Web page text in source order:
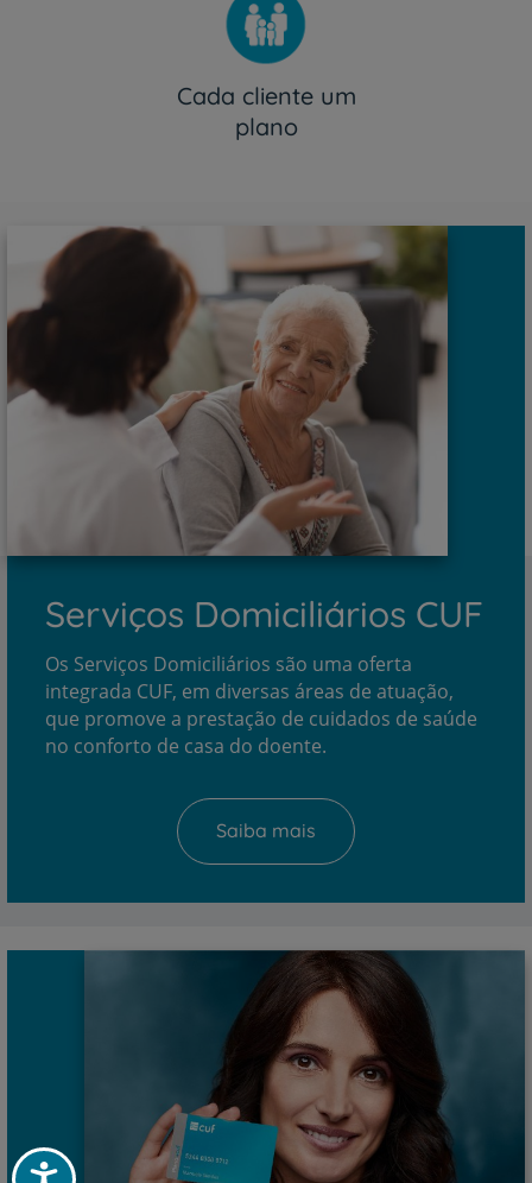
Acessibilidade
Cada cliente um
plano
Serviços Domiciliários CUF
Os Serviços Domiciliários são uma oferta
integrada CUF, em diversas áreas de atuação,
que promove a prestação de cuidados de saúde
no conforto de casa do doente.
Saiba mais